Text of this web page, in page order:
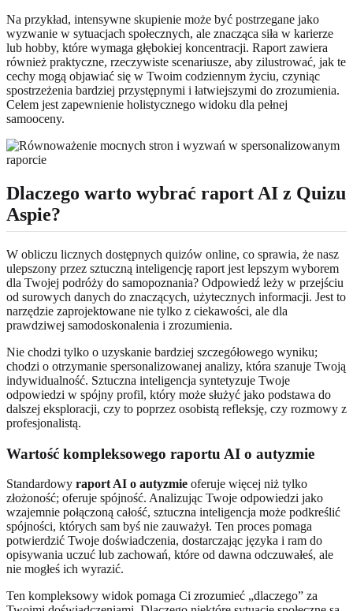
Na przykład, intensywne skupienie może być postrzegane jako
wyzwanie w sytuacjach społecznych, ale znacząca siła w karierze
lub hobby, które wymaga głębokiej koncentracji. Raport zawiera
również praktyczne, rzeczywiste scenariusze, aby zilustrować, jak te
cechy mogą objawiać się w Twoim codziennym życiu, czyniąc
spostrzeżenia bardziej przystępnymi i łatwiejszymi do zrozumienia.
Celem jest zapewnienie holistycznego widoku dla pełnej
samooceny.
Dlaczego warto wybrać raport AI z Quizu
Aspie?
W obliczu licznych dostępnych quizów online, co sprawia, że nasz
ulepszony przez sztuczną inteligencję raport jest lepszym wyborem
dla Twojej podróży do samopoznania? Odpowiedź leży w przejściu
od surowych danych do znaczących, użytecznych informacji. Jest to
narzędzie zaprojektowane nie tylko z ciekawości, ale dla
prawdziwej samodoskonalenia i zrozumienia.
Nie chodzi tylko o uzyskanie bardziej szczegółowego wyniku;
chodzi o otrzymanie spersonalizowanej analizy, która szanuje Twoją
indywidualność. Sztuczna inteligencja syntetyzuje Twoje
odpowiedzi w spójny profil, który może służyć jako podstawa do
dalszej eksploracji, czy to poprzez osobistą refleksję, czy rozmowy z
profesjonalistą.
Wartość kompleksowego raportu AI o autyzmie
Standardowy raport AI o autyzmie oferuje więcej niż tylko
złożoność; oferuje spójność. Analizując Twoje odpowiedzi jako
wzajemnie połączoną całość, sztuczna inteligencja może podkreślić
spójności, których sam byś nie zauważył. Ten proces pomaga
potwierdzić Twoje doświadczenia, dostarczając języka i ram do
opisywania uczuć lub zachowań, które od dawna odczuwałeś, ale
nie mogłeś ich wyrazić.
Ten kompleksowy widok pomaga Ci zrozumieć „dlaczego” za